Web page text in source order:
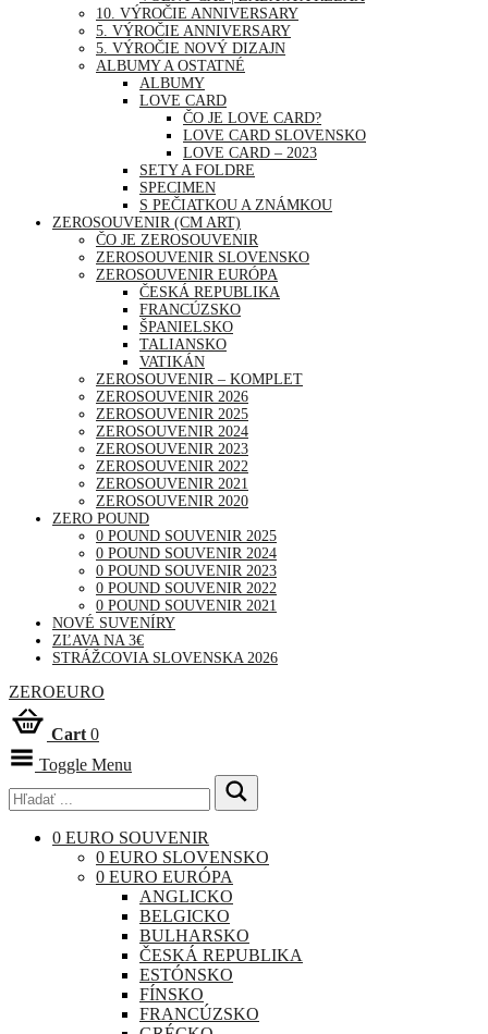
10. VÝROČIE ANNIVERSARY
5. VÝROČIE ANNIVERSARY
5. VÝROČIE NOVÝ DIZAJN
ALBUMY A OSTATNÉ
ALBUMY
LOVE CARD
ČO JE LOVE CARD?
LOVE CARD SLOVENSKO
LOVE CARD – 2023
SETY A FOLDRE
SPECIMEN
S PEČIATKOU A ZNÁMKOU
ZEROSOUVENIR (CM ART)
ČO JE ZEROSOUVENIR
ZEROSOUVENIR SLOVENSKO
ZEROSOUVENIR EURÓPA
ČESKÁ REPUBLIKA
FRANCÚZSKO
ŠPANIELSKO
TALIANSKO
VATIKÁN
ZEROSOUVENIR – KOMPLET
ZEROSOUVENIR 2026
ZEROSOUVENIR 2025
ZEROSOUVENIR 2024
ZEROSOUVENIR 2023
ZEROSOUVENIR 2022
ZEROSOUVENIR 2021
ZEROSOUVENIR 2020
ZERO POUND
0 POUND SOUVENIR 2025
0 POUND SOUVENIR 2024
0 POUND SOUVENIR 2023
0 POUND SOUVENIR 2022
0 POUND SOUVENIR 2021
NOVÉ SUVENÍRY
ZĽAVA NA 3€
STRÁŽCOVIA SLOVENSKA 2026
ZEROEURO
Cart 0
Toggle Menu
0 EURO SOUVENIR
0 EURO SLOVENSKO
0 EURO EURÓPA
ANGLICKO
BELGICKO
BULHARSKO
ČESKÁ REPUBLIKA
ESTÓNSKO
FÍNSKO
FRANCÚZSKO